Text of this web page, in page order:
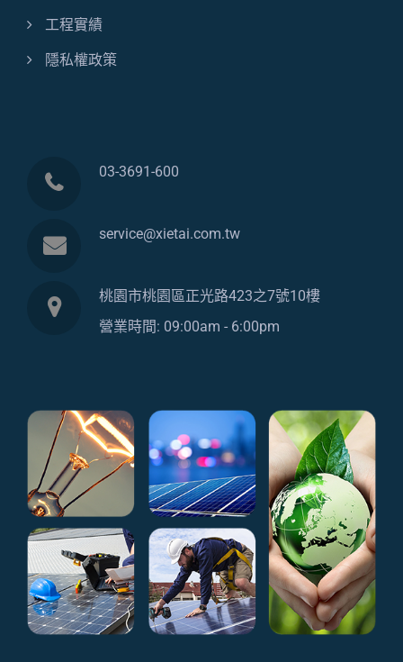
工程實績
隱私權政策
03-3691-600
service@xietai.com.tw
桃園市桃園區正光路423之7號10樓
營業時間: 09:00am - 6:00pm